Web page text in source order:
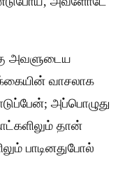
அவளுடைய
வாசலாக
அப்பொழுது
தான்
பாடினதுபோல்